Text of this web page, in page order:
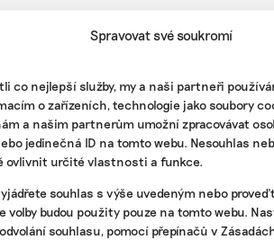
Spravovat své soukromí
co nejlepší služby, my a naši partneři
o zařízeních, technologie jako soubory
a našim partnerům umožní zpracovávat
jedinečná ID na tomto webu. Nesouhlas
ovlivnit určité vlastnosti a funkce.
souhlas s výše uvedeným nebo
volby budou použity pouze na tomto webu.
souhlasu, pomocí přepínačů v